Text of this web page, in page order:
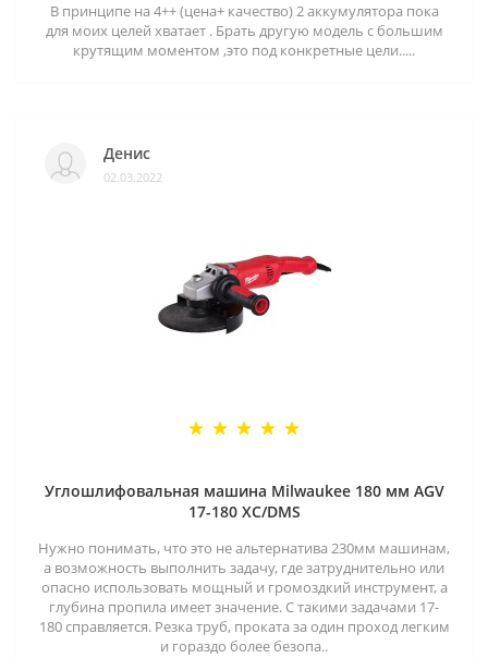
В принципе на 4++ (цена+ качество) 2 аккумулятора пока
для моих целей хватает . Брать другую модель с большим
крутящим моментом ,это под конкретные цели.....
Денис
02.03.2022
Углошлифовальная машина Milwaukee 180 мм AGV
17-180 XC/DMS
Нужно понимать, что это не альтернатива 230мм машинам,
а возможность выполнить задачу, где затруднительно или
опасно использовать мощный и громоздкий инструмент, а
глубина пропила имеет значение. С такими задачами 17-
180 справляется. Резка труб, проката за один проход легким
и гораздо более безопа..